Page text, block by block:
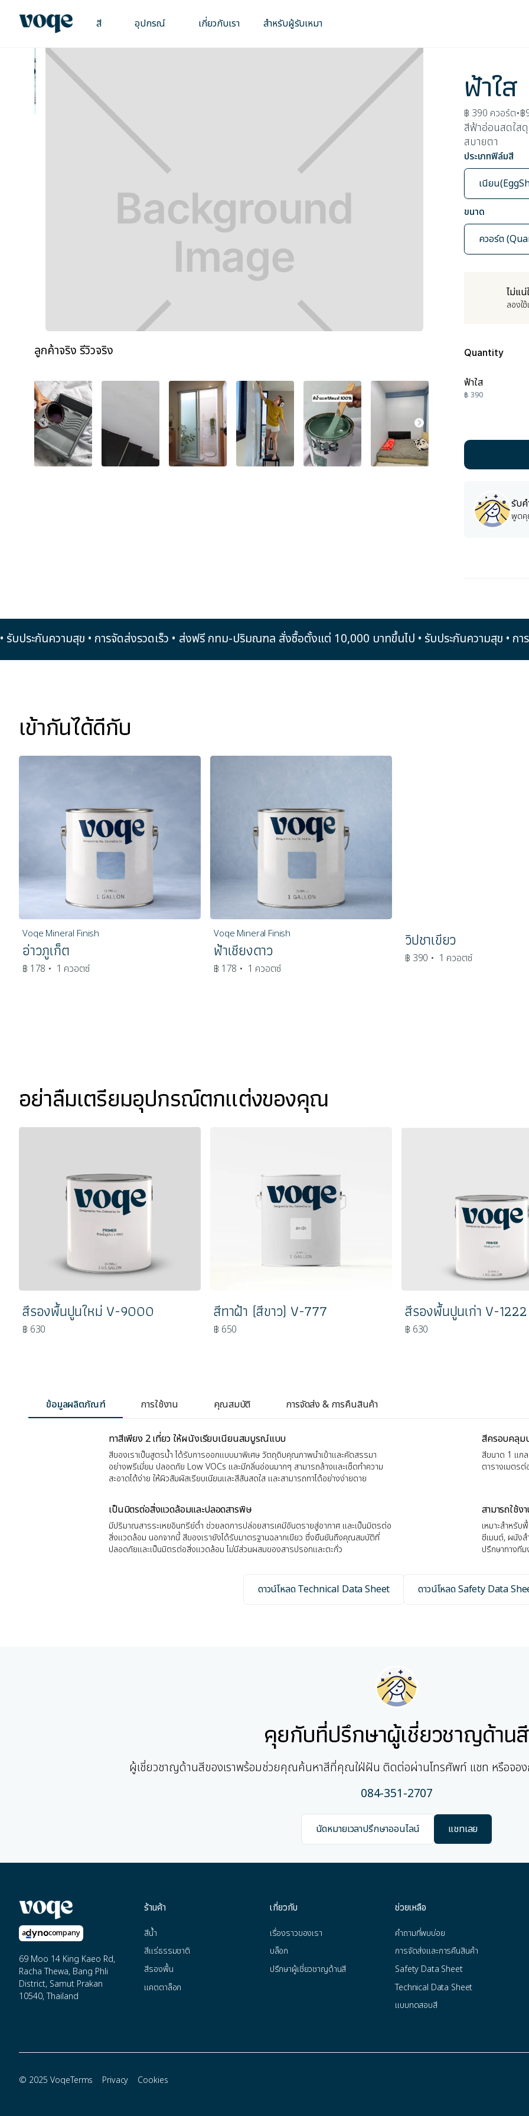
สี อุปกรณ์ เกี่ยวกับเรา สำหรับผู้รับเหมา
ลูกค้าจริง รีวิวจริง
ฟ้าใส
฿ 390 ควอร์ต•฿
สีฟ้าอ่อนสดใส
สบายตา
ประเภทฟิล์มสี
เนียน
ขนาด
ควอร์ต
ไม่แน่
ลองใ
Quantity
ฟ้าใส
฿ 390
รับ
พูดคุ
• รับประกันความสุข • การจัดส่งรวดเร็ว • ส่งฟรี กทม-ปริมณฑล สั่งซื้อตั้งแต่ 10,000 บาทขึ้นไป • รับประกันความสุข
เข้ากันได้ดีกับ
Voqe Mineral Finish
อ่าวภูเก็ต
฿ 178 • 1 ควอตซ์
Voqe Mineral Finish
ฟ้าเชียงดาว
฿ 178 • 1 ควอตซ์
วิปชาเขียว
฿ 390 • 1 ควอตซ์
อย่าลืมเตรียมอุปกรณ์ตกแต่งของคุณ
สีรองพื้นปูนใหม่ V-9000
฿ 630
สีทาฝ้า (สีขาว) V-777
฿ 650
สีรองพื้นปูนเก่า V-1222
฿ 630
ข้อมูลผลิตภัณฑ์ การใช้งาน คุณสมบัติ การจัดส่ง & การคืนสินค้า
ทาสีเพียง 2 เที่ยว ให้ผนังเรียบเนียนสมบูรณ์แบบ
สีของเราเป็นสูตรน้ำ ได้รับการออกแบบมาพิเศษ วัตถุดิบคุณภาพนำเข้าและคัดสรรมา
อย่างพรีเมี่ยม ปลอดภัย Low VOCs และมีกลิ่นอ่อนมากๆ สามารถล้างและเช็ดทำความ
สะอาดได้ง่าย ให้ผิวสัมผัสเรียบเนียนและสีสันสดใส และสามารถทาได้อย่างง่ายดาย
สีครอบคลุม
สีขนาด 1 แก
ตารางเมตร
เป็นมิตรต่อสิ่งแวดล้อมและปลอดสารพิษ
มีปริมาณสารระเหยอินทรีย์ต่ำ ช่วยลดการปล่อยสารเคมีอันตรายสู่อากาศ และเป็นมิตรต่อ
สิ่งแวดล้อม นอกจากนี้ สีของเรายังได้รับมาตรฐานฉลากเขียว ซึ่งยืนยันถึงคุณสมบัติที่
ปลอดภัยและเป็นมิตรต่อสิ่งแวดล้อม ไม่มีส่วนผสมของสารปรอทและตะกั่ว
สามารถใช้ง
เหมาะสำหรับ
ซีเมนต์, ผนัง
ปรึกษาทางทีม
ดาวน์โหลด Technical Data Sheet ดาวน์โหลด Safety Data
คุยกับที่ปรึกษาผู้เชี่ยวชาญด้านสี
ผู้เชี่ยวชาญด้านสีของเราพร้อมช่วยคุณค้นหาสีที่คุณใฝ่ฝัน ติดต่อผ่านโทรศัพท์ แชท หรือจอง
084-351-2707
นัดหมายเวลาปรึกษาออนไลน์ แชทเลย
a company
69 Moo 14 King Kaeo Rd,
Racha Thewa, Bang Phli
District, Samut Prakan
10540, Thailand
ร้านค้า
สีน้ำ
สีแร่ธรรมชาติ
สีรองพื้น
แคตตาล็อก
เกี่ยวกับ
เรื่องราวของเรา
บล็อก
ปรึกษาผู้เชี่ยวชาญด้านสี
ช่วยเหลือ
คำถามที่พบบ่อย
การจัดส่งและการคืนสินค้า
Safety Data Sheet
Technical Data Sheet
แบบทดสอบสี
© 2025 VoqeTerms Privacy Cookies